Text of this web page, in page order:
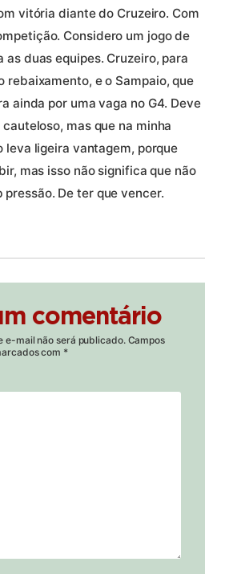
vitória diante do Cruzeiro. Com
Considero um jogo de
as duas equipes. Cruzeiro, para
rebaixamento, e o Sampaio, que
ainda por uma vaga no G4. Deve
mas que na minha
leva ligeira vantagem, porque
mas isso não significa que não
De ter que vencer.
comentário
e-mail não será publicado. Campos
com *